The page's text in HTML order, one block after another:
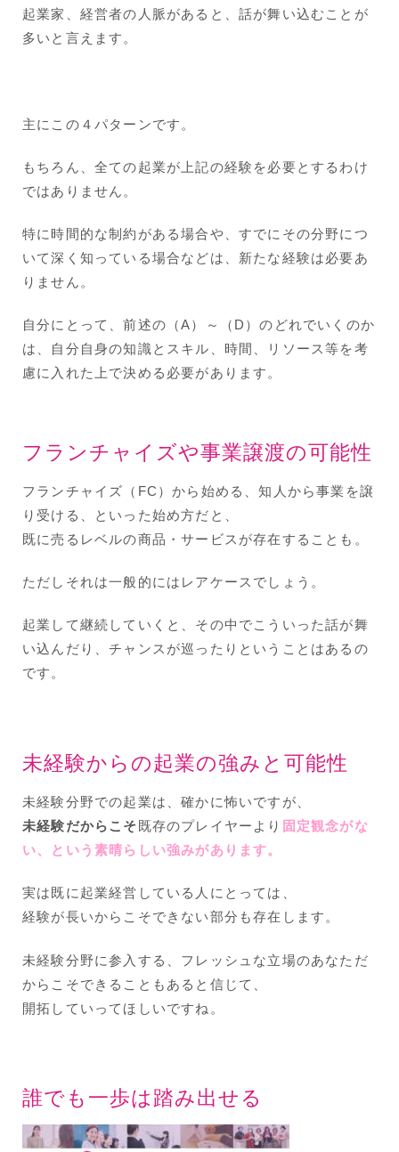
起業家、経営者の人脈があると、話が舞い込むことが
多いと言えます。
主にこの４パターンです。
もちろん、全ての起業が上記の経験を必要とするわけ
ではありません。
特に時間的な制約がある場合や、すでにその分野につ
いて深く知っている場合などは、新たな経験は必要あ
りません。
自分にとって、前述の（A）～（D）のどれでいくのか
は、自分自身の知識とスキル、時間、リソース等を考
慮に入れた上で決める必要があります。
フランチャイズや事業譲渡の可能性
フランチャイズ（FC）から始める、知人から事業を譲
り受ける、といった始め方だと、
既に売るレベルの商品・サービスが存在することも。
ただしそれは一般的にはレアケースでしょう。
起業して継続していくと、その中でこういった話が舞
い込んだり、チャンスが巡ったりということはあるの
です。
未経験からの起業の強みと可能性
未経験分野での起業は、確かに怖いですが、
未経験だからこそ 既存のプレイヤーより 固定観念がな
い、という素晴らしい強みがあります。
実は既に起業経営している人にとっては、
経験が長いからこそできない部分も存在します。
未経験分野に参入する、フレッシュな立場のあなただ
からこそできることもあると信じて、
開拓していってほしいですね。
誰でも一歩は踏み出せる